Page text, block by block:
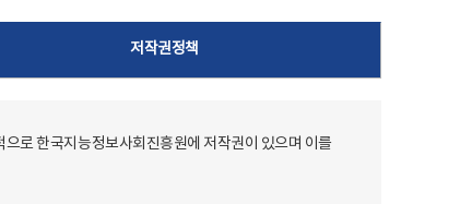
저작권정책
로 한국지능정보사회진흥원에 저작권이 있으며 이를